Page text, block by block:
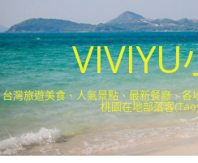
台灣旅遊美食、人氣景點、最新餐廳、
桃園在地部落客